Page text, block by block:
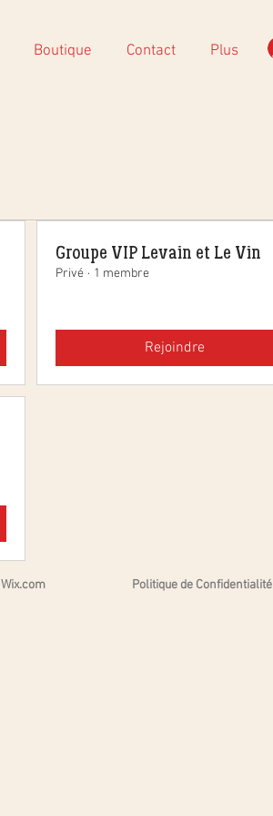
Boutique Contact Plus
Groupe VIP Levain et Le Vin
Privé · 1 membre
Rejoindre
Wix.com Politique de Confidentialité